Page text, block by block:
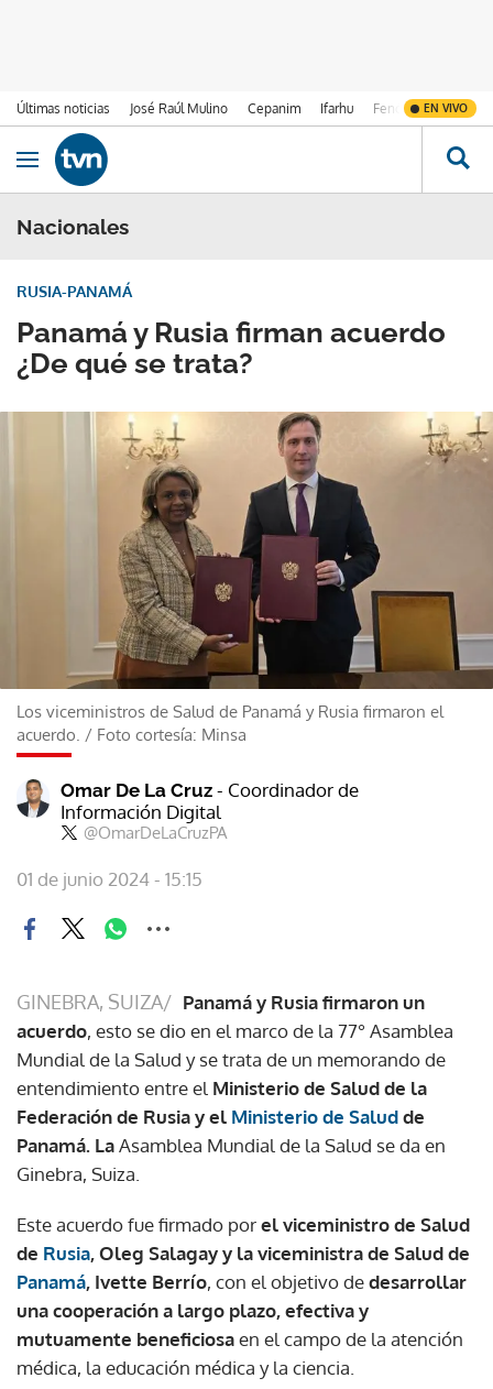
Últimas noticias José Raúl Mulino Cepanim Ifarhu Fenómeno de El
EN VIVO
Ir al contenido
Obrir navegació
Nacionales
Panamá y Rusia firman acuerdo
¿De qué se trata?
RUSIA-PANAMÁ
Los viceministros de Salud de Panamá y Rusia firmaron el
acuerdo. / Foto cortesía: Minsa
Omar De La Cruz - Coordinador de
Información Digital
@OmarDeLaCruzPA
01 de junio 2024 - 15:15
GINEBRA, SUIZA/ Panamá y Rusia firmaron un
acuerdo, esto se dio en el marco de la 77° Asamblea
Mundial de la Salud y se trata de un memorando de
entendimiento entre el Ministerio de Salud de la
Federación de Rusia y el Ministerio de Saludde
Panamá. LaAsamblea Mundial de la Salud se da en
Ginebra, Suiza.
Este acuerdo fue firmado porel viceministro de Salud
de Rusia, Oleg Salagay y la viceministra de Salud de
Panamá, Ivette Berrío, con el objetivo dedesarrollar
una cooperación a largo plazo, efectiva y
mutuamente beneficiosaen el campo de la atención
médica, la educación médica y la ciencia.